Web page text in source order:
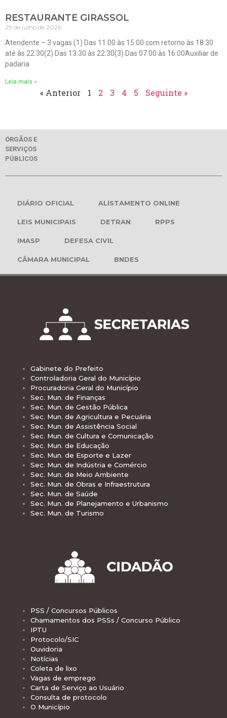
RESTAURANTE GIRASSOL
29 de julho de 2026
Atendente – 3 vagas:(1) Das 11:00 às 15:00 com retorno às 18:30
até às 22:30(2) Das 13:30 às 22:30(3) Das 07:00 às 16:00Auxiliar de
padaria
Leia mais »
« Anterior 1 2 3 4 5 Seguinte »
ÓRGÃOS E
SERVIÇOS
PÚBLICOS
DIÁRIO OFICIAL ALISTAMENTO ONLINE
LEIS MUNICIPAIS DETRAN RPPS
IMASP DEFESA CIVIL
CÂMARA MUNICIPAL BNDES
Gabinete do Prefeito
Controladoria Geral do Município
Procuradoria Geral do Município
Sec. Mun. de Finanças
Sec. Mun. de Gestão Pública
Sec. Mun. de Agricultura e Pecuária
Sec. Mun. de Assistência Social
Sec. Mun. de Cultura e Comunicação
Sec. Mun. de Educação
Sec. Mun. de Esporte e Lazer
Sec. Mun. de Indústria e Comércio
Sec. Mun. de Meio Ambiente
Sec. Mun. de Obras e Infraestrutura
Sec. Mun. de Saúde
Sec. Mun. de Planejamento e Urbanismo
Sec. Mun. de Turismo
PSS / Concursos Públicos
Chamamentos dos PSSs / Concurso Público
IPTU
Protocolo/SIC
Ouvidoria
Notícias
Coleta de lixo
Vagas de emprego
Carta de Serviço ao Usuário
Consulta de protocolo
O Município